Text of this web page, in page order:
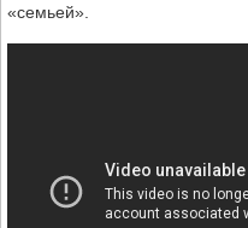
«семьей».